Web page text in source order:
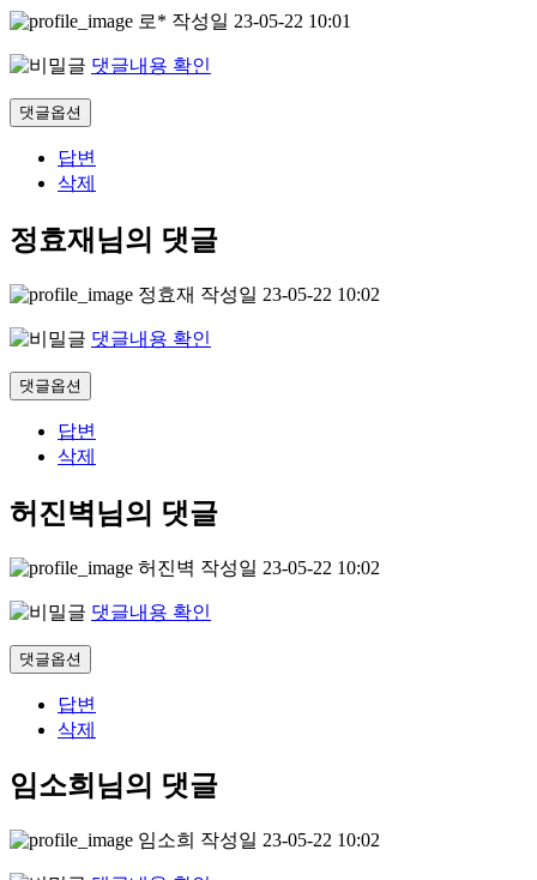
로* 작성일 23-05-22 10:01
댓글내용 확인
댓글옵션
답변
삭제
정효재님의 댓글
정효재 작성일 23-05-22 10:02
댓글내용 확인
댓글옵션
답변
삭제
허진벽님의 댓글
허진벽 작성일 23-05-22 10:02
댓글내용 확인
댓글옵션
답변
삭제
임소희님의 댓글
임소희 작성일 23-05-22 10:02